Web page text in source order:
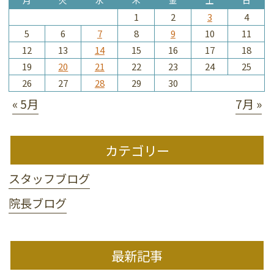
1 2 3
4
5
6 7 8 9 10
11
12
13 14 15 16 17
18
19
20 21 22 23 24
25
26
27 28 29 30
« 5月 7月 »
カテゴリー
スタッフブログ
院長ブログ
最新記事